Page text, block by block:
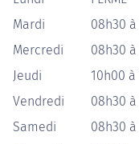
Mardi
08h30 à
Mercredi
08h30 à
Jeudi
10h00 à
Vendredi
08h30 à
Samedi
08h30 à